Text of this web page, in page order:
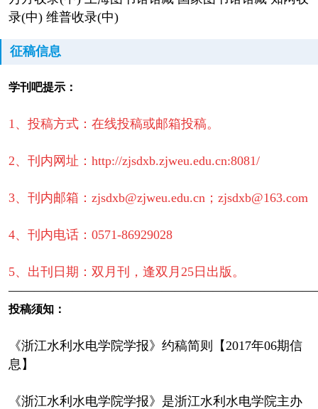
录(中) 维普收录(中)
征稿信息
学刊吧提示：
1、投稿方式：在线投稿或邮箱投稿。
2、刊内网址：http://zjsdxb.zjweu.edu.cn:8081/
3、刊内邮箱：zjsdxb@zjweu.edu.cn； zjsdxb@163.com
4、刊内电话：0571-86929028
5、出刊日期：双月刊，逢双月25日出版。
投稿须知：
《浙江水利水电学院学报》约稿简则【2017年06期信
息】
《浙江水利水电学院学报》是浙江水利水电学院主办